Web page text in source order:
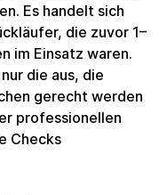
Es handelt sich
die zuvor 1–
im Einsatz waren.
die aus, die
gerecht werden
professionellen
Checks